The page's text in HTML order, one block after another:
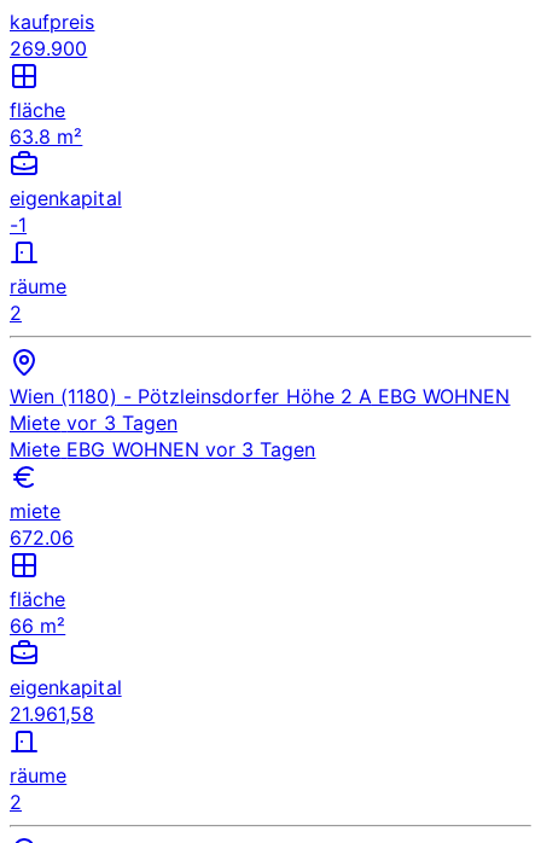
kaufpreis
269.900
fläche
63.8 m²
eigenkapital
-1
räume
2
Wien (1180) - Pötzleinsdorfer Höhe 2 A EBG WOHNEN
Miete vor 3 Tagen
Miete EBG WOHNEN vor 3 Tagen
miete
672.06
fläche
66 m²
eigenkapital
21.961,58
räume
2